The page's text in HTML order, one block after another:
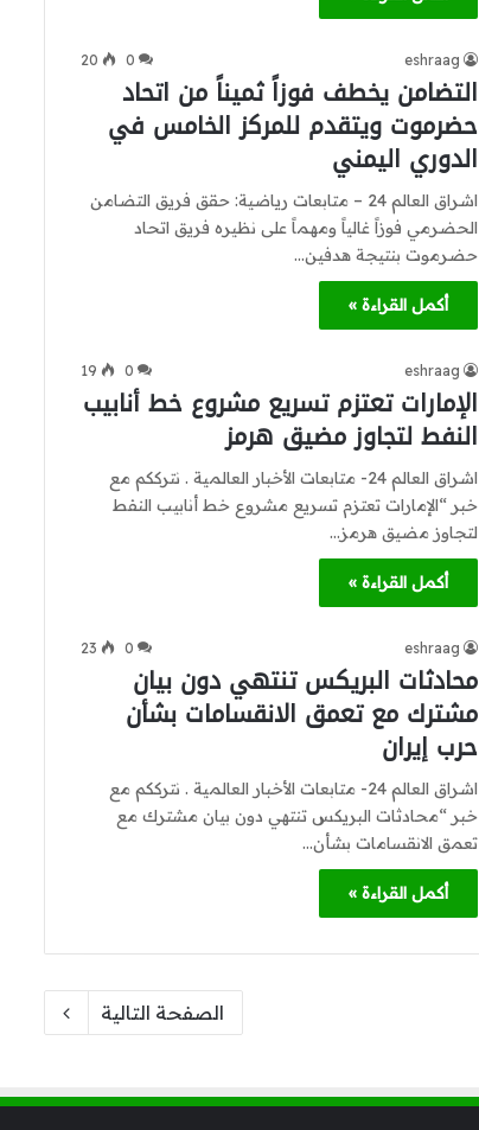
eshraag
0
20
التضامن يخطف فوزاً ثميناً من اتحاد
حضرموت ويتقدم للمركز الخامس في
الدوري اليمني
اشراق العالم 24 – متابعات رياضية: حقق فريق التضامن
الحضرمي فوزاً غالياً ومهماً على نظيره فريق اتحاد
حضرموت بنتيجة هدفين…
أكمل القراءة »
eshraag
0
19
الإمارات تعتزم تسريع مشروع خط أنابيب
النفط لتجاوز مضيق هرمز
اشراق العالم 24- متابعات الأخبار العالمية . نترككم مع
خبر “الإمارات تعتزم تسريع مشروع خط أنابيب النفط
لتجاوز مضيق هرمز…
أكمل القراءة »
eshraag
0
23
محادثات البريكس تنتهي دون بيان
مشترك مع تعمق الانقسامات بشأن
حرب إيران
اشراق العالم 24- متابعات الأخبار العالمية . نترككم مع
خبر “محادثات البريكس تنتهي دون بيان مشترك مع
تعمق الانقسامات بشأن…
أكمل القراءة »
الصفحة التالية